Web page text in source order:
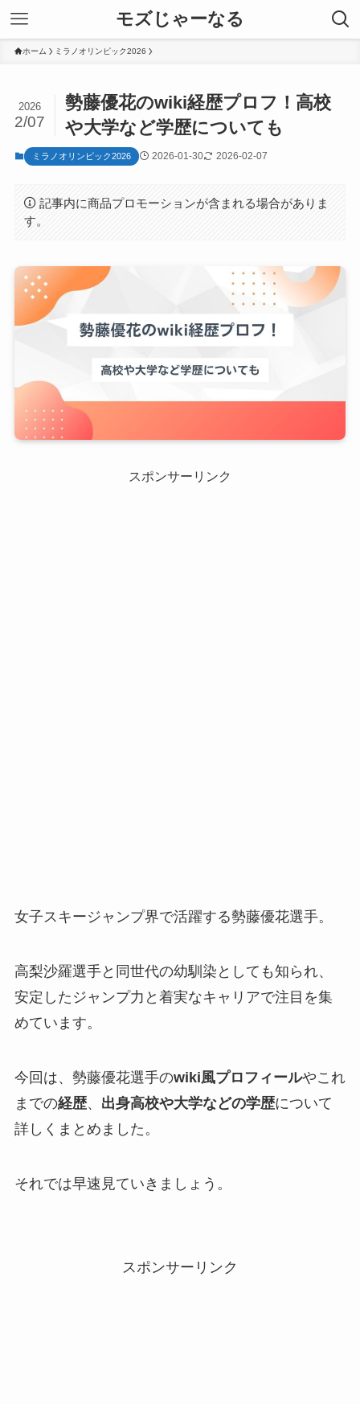
モズじゃーなる
ホーム ミラノオリンピック2026
勢藤優花のwiki経歴プロフ！高校
や大学など学歴についても
2026
2/07
ミラノオリンピック2026 2026-01-30 2026-02-07
記事内に商品プロモーションが含まれる場合がありま
す。
スポンサーリンク
女子スキージャンプ界で活躍する勢藤優花選手。
高梨沙羅選手と同世代の幼馴染としても知られ、
安定したジャンプ力と着実なキャリアで注目を集
めています。
今回は、勢藤優花選手のwiki風プロフィールやこれ
までの経歴、 出身高校や大学などの学歴について
詳しくまとめました。
それでは早速見ていきましょう。
スポンサーリンク